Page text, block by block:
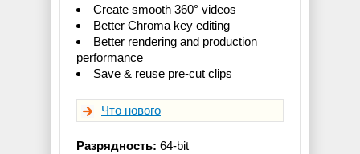
Create smooth 360° videos
Better Chroma key editing
Better rendering and production
performance
Save & reuse pre-cut clips
Что нового
Разрядность: 64-bit